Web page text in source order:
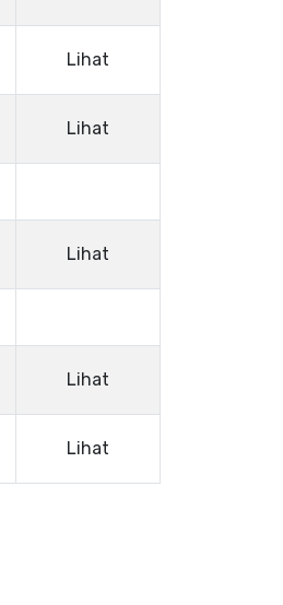
Lihat
Lihat
Lihat
Lihat
Lihat